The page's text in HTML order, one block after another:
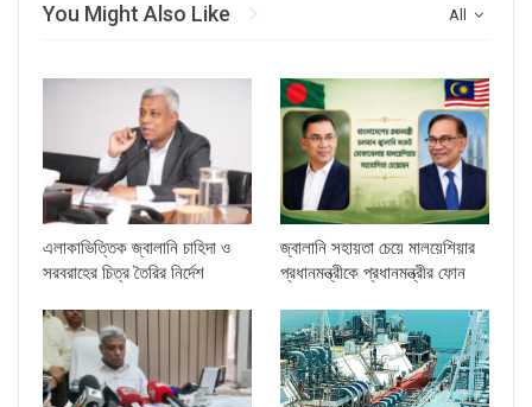
All
You Might Also Like
এলাকাভিত্তিক জ্বালানি চাহিদা ও
সরবরাহের চিত্র তৈরির নির্দেশ
জ্বালানি সহায়তা চেয়ে মালয়েশিয়ার
প্রধানমন্ত্রীকে প্রধানমন্ত্রীর ফোন